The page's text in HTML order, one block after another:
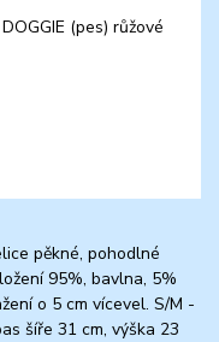
pěkné, pohodlné
95%, bavlna, 5%
o 5 cm vícevel. S/M -
šíře 31 cm, výška 23